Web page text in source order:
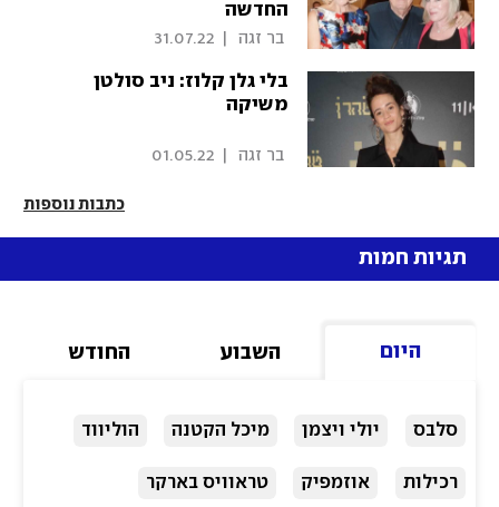
החדשה
בר זגה 31.07.22
בלי גלן קלוז: ניב סולטן
משיקה
בר זגה 01.05.22
כתבות נוספות
תגיות חמות
היום השבוע החודש
סלבס יולי ויצמן מיכל הקטנה הוליווד
רכילות אוזמפיק טראוויס בארקר